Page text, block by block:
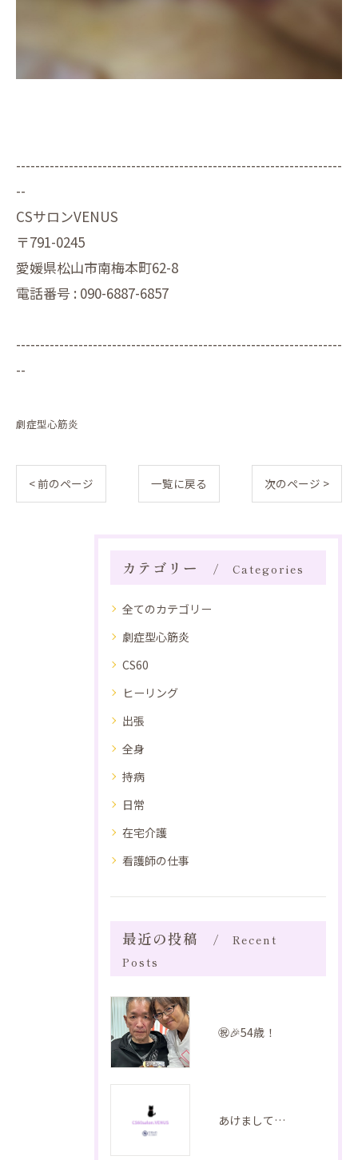
--------------------------------------------------------------------
--
CSサロンVENUS
〒791-0245
愛媛県松山市南梅本町62-8
電話番号 : 090-6887-6857
--------------------------------------------------------------------
--
劇症型心筋炎
< 前のページ 一覧に戻る 次のページ >
カテゴリー Categories
全てのカテゴリー
劇症型心筋炎
CS60
ヒーリング
出張
全身
持病
日常
在宅介護
看護師の仕事
最近の投稿
Recent
Posts
㊗️🎉54歳！
あけましておめでとうございます